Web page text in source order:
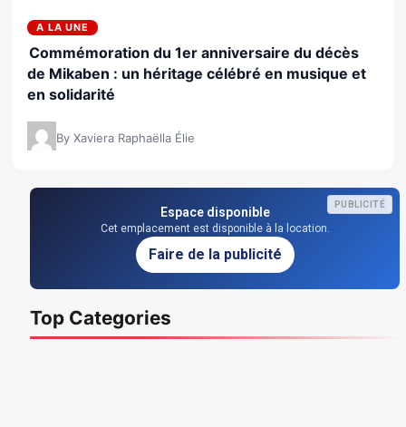
A LA UNE
Commémoration du 1er anniversaire du décès
de Mikaben : un héritage célébré en musique et
en solidarité
By Xaviera Raphaëlla Élie
PUBLICITÉ
Espace disponible
Cet emplacement est disponible à la location.
Faire de la publicité
Top Categories